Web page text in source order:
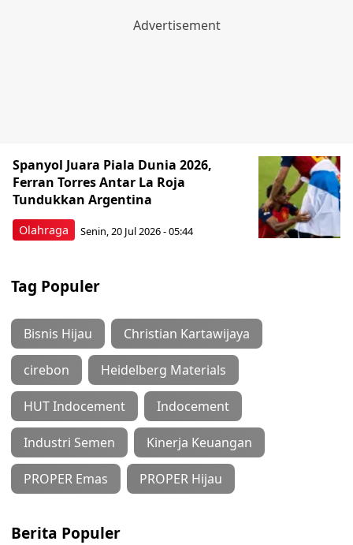
Olahraga
Spanyol Juara Piala Dunia 2026,
Ferran Torres Antar La Roja
Tundukkan Argentina
Senin, 20 Jul 2026 - 05:44
Tag Populer
Bisnis Hijau Christian Kartawijaya
cirebon Heidelberg Materials
HUT Indocement Indocement
Industri Semen Kinerja Keuangan
PROPER Emas PROPER Hijau
Berita Populer